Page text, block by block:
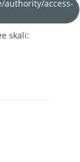
access-
skali: